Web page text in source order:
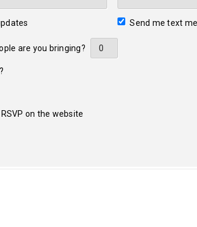
Send me text
are you bringing?
on the website